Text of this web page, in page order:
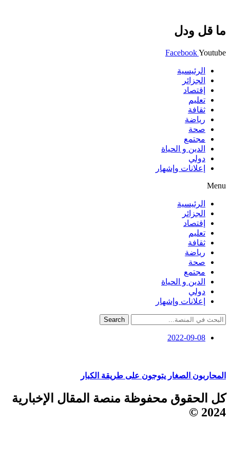
ما قل ودل
FacebookYoutube
الرئيسية
الجزائر
إقتصاد
تعليم
ثقافة
رياضة
صحة
مجتمع
الدين و الحياة
دولي
إعلانات وإشهار
Menu
الرئيسية
الجزائر
إقتصاد
تعليم
ثقافة
رياضة
صحة
مجتمع
الدين و الحياة
دولي
إعلانات وإشهار
Search
2022-09-08
المحاربون الصغار يتوجون على طريقة الكبار
كل الحقوق محفوظة منصة المقال الإخبارية
2024 ©